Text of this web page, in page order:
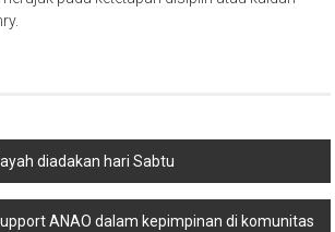
diadakan hari Sabtu
ANAO dalam kepimpinan di komunitas